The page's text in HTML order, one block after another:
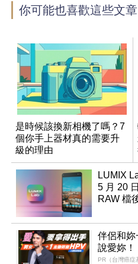
你可能也喜歡這些文章
是時候該換新相機了嗎？7
個你手上器材真的需要升
級的理由
LUMIX
5 月 20
RAW 檔
伴侶和
說愛妳！
PR（台灣癌症